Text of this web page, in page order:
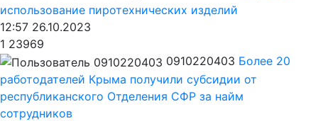
использование пиротехнических изделий
12:57 26.10.2023
1 23969
0910220403 Более 20
работодателей Крыма получили субсидии от
республиканского Отделения СФР за найм
сотрудников